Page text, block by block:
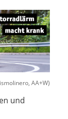
AA+W)
und